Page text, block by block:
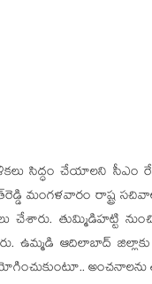
సిద్ధం చేయాలని సీఎం
మంగళవారం
చేశారు. తుమ్మిడిహట్టి
ఉమ్మడి ఆదిలాబాద్